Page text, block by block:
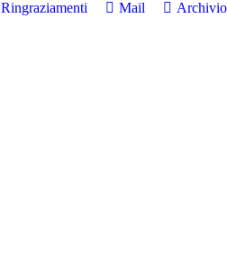
Ringraziamenti Mail
Archivio